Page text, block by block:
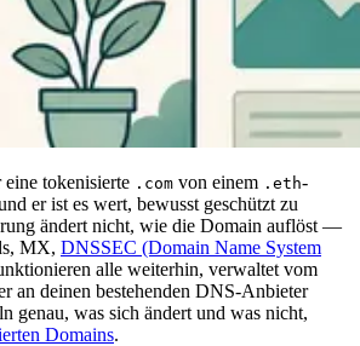
tokenisierte .com von einem .eth-
er ist es wert, bewusst geschützt zu
ändert nicht, wie die Domain auflöst —
MX, DNSSEC (Domain Name System
alle weiterhin, verwaltet vom
an deinen bestehenden DNS-Anbieter
genau, was sich ändert und was nicht,
Domains.